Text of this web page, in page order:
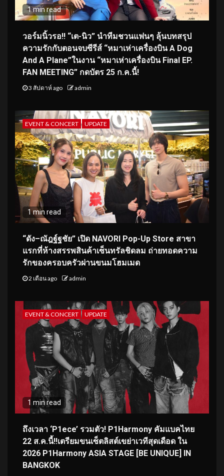
1 min read
วอร์มนิ้วรอ!! “เต-นิว” นำทีมชวนแฟนๆ ลุ้นบทสรุป
ความรักกับตอนจบซีรีส์ “หมาเห่าเครื่องบิน A Dog
And A Plane”ในงาน “หมาเห่าเครื่องบิน Final EP.
FAN MEETING” กดบัตร 25 ก.ค.นี้!
3 สัปดาห์ ago admin
EVENT & CONCERT UPDATE
1 min read
“ดัง–ณัฎฐ์ฐชัย” เปิด NAVORI Pop-Up Store สาขา
แรกที่ห้างสรรพสินค้าเซ็นทรัลชิดลม ถ่ายทอดความ
รักของครอบครัวผ่านขนมโฮมเมด
2 เดือน ago admin
EVENT & CONCERT UPDATE
1 min read
ถึงเวลา ‘P1ece’ รวมตัว! P1Harmony คัมแบคไทย
22 ส.ค.นี้!!เตรียมขนเซ็ตลิสต์เขย่าเวทีสุดเดือด ใน
2026 P1Harmony ASIA STAGE [BE UNIQUE] IN
BANGKOK